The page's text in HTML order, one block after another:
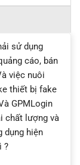
sử dụng
cáo, bán
việc nuôi
thiết bị fake
GPMLogin
chất lượng và
dụng hiện
?